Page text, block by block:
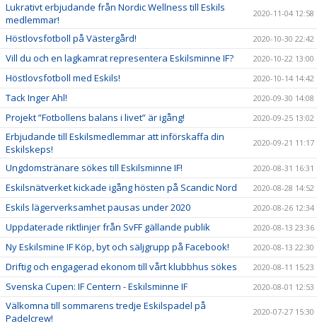
Lukrativt erbjudande från Nordic Wellness till Eskils
medlemmar!
2020-11-04 12:58
Höstlovsfotboll på Västergård! 2020-10-30 22:42
Vill du och en lagkamrat representera Eskilsminne IF? 2020-10-22 13:00
Höstlovsfotboll med Eskils! 2020-10-14 14:42
Tack Inger Ahl! 2020-09-30 14:08
Projekt ”Fotbollens balans i livet” är igång! 2020-09-25 13:02
Erbjudande till Eskilsmedlemmar att införskaffa din
Eskilskeps!
2020-09-21 11:17
Ungdomstränare sökes till Eskilsminne IF! 2020-08-31 16:31
Eskilsnätverket kickade igång hösten på Scandic Nord 2020-08-28 14:52
Eskils lägerverksamhet pausas under 2020 2020-08-26 12:34
Uppdaterade riktlinjer från SvFF gällande publik 2020-08-13 23:36
Ny Eskilsmine IF Köp, byt och säljgrupp på Facebook! 2020-08-13 22:30
Driftig och engagerad ekonom till vårt klubbhus sökes 2020-08-11 15:23
Svenska Cupen: IF Centern - Eskilsminne IF 2020-08-01 12:53
Välkomna till sommarens tredje Eskilspadel på
Padelcrew!
2020-07-27 15:30